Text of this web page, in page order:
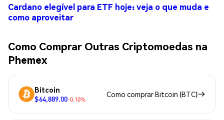
Cardano elegível para ETF hoje: veja o que muda e
como aproveitar
Como Comprar Outras Criptomoedas na
Phemex
Bitcoin
$64,889.00-0.10%
Como comprar Bitcoin (BTC)